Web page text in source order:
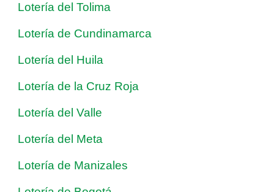
Lotería del Tolima
Lotería de Cundinamarca
Lotería del Huila
Lotería de la Cruz Roja
Lotería del Valle
Lotería del Meta
Lotería de Manizales